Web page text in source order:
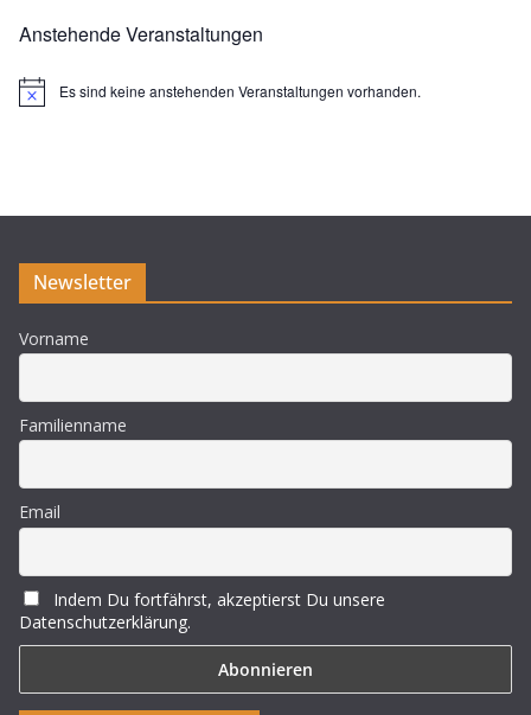
Anstehende Veranstaltungen
H
s
Es sind keine anstehenden Veranstaltungen vorhanden.
Newsletter
Vorname
Familienname
Email
Indem Du fortfährst, akzeptierst Du unsere
Datenschutzerklärung.